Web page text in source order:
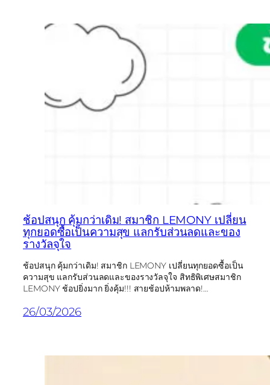
ช้อปสนุก คุ้มกว่าเดิม! สมาชิก LEMONY เปลี่ยน
ทุกยอดซื้อเป็นความสุข แลกรับส่วนลดและของ
รางวัลจุใจ
ช้อปสนุก คุ้มกว่าเดิม! สมาชิก LEMONY เปลี่ยนทุกยอดซื้อเป็น
ความสุข แลกรับส่วนลดและของรางวัลจุใจ สิทธิพิเศษสมาชิก
LEMONY ช้อปยิ่งมาก ยิ่งคุ้ม!!! สายช้อปห้ามพลาด!…
26/03/2026